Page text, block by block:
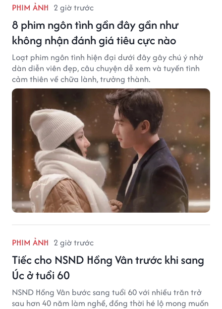
PHIM ẢNH 2 giờ trước
8 phim ngôn tình gần đây gần như
không nhận đánh giá tiêu cực nào
Loạt phim ngôn tình hiện đại dưới đây gây chú ý nhờ
dàn diễn viên đẹp, câu chuyện dễ xem và tuyến tình
cảm thiên về chữa lành, trưởng thành.
PHIM ẢNH 2 giờ trước
Tiếc cho NSND Hồng Vân trước khi sang
Úc ở tuổi 60
NSND Hồng Vân bước sang tuổi 60 với nhiều trăn trở
sau hơn 40 năm làm nghề, đồng thời hé lộ mong muốn